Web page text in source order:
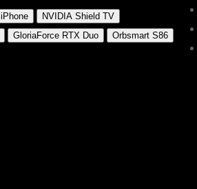
iPhone
NVIDIA Shield TV
GloriaForce RTX Duo
Orbsmart S86